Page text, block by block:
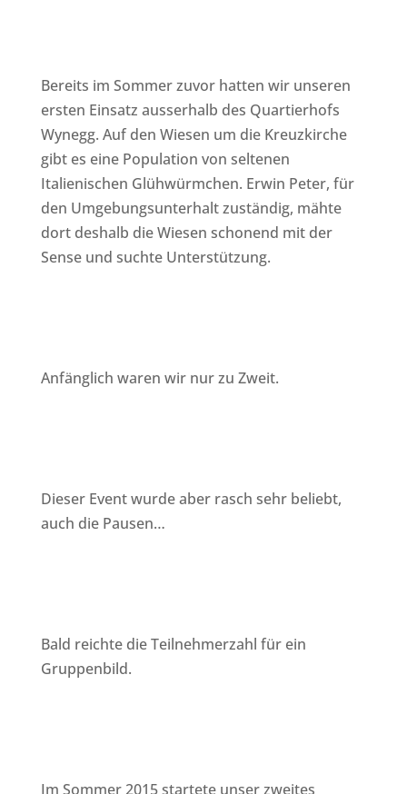
Bereits im Sommer zuvor hatten wir unseren
ersten Einsatz ausserhalb des Quartierhofs
Wynegg. Auf den Wiesen um die Kreuzkirche
gibt es eine Population von seltenen
Italienischen Glühwürmchen. Erwin Peter, für
den Umgebungsunterhalt zuständig, mähte
dort deshalb die Wiesen schonend mit der
Sense und suchte Unterstützung.
Anfänglich waren wir nur zu Zweit.
Dieser Event wurde aber rasch sehr beliebt,
auch die Pausen…
Bald reichte die Teilnehmerzahl für ein
Gruppenbild.
Im Sommer 2015 startete unser zweites